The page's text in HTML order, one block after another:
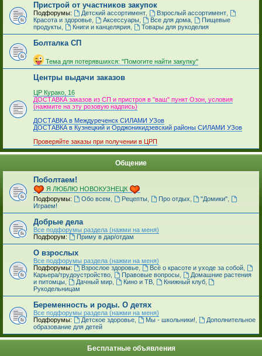
Пристрой от участников закупок
Подфорумы: Детский ассортимент, Взрослый ассортимент,
Красота и здоровье
Аксессуары, Все для дома,
Пищевые
продукты
Книги и канцелярия, Товары для рукоделия
Болталка СП
Тема для потерявшихся: "Помогите найти закупку"
Центры выдачи заказов
ЦР Курако, 16
ДОСТАВКА заказов из СП и пристроя в "ваш" пункт Озон, условия
(нажмите на эту розовую надпись)
ДОСТАВКА в Междуреченск СИЛАМИ УЗов
ДОСТАВКА в Кузнецкий и Орджоникидзевский районы СИЛАМИ УЗов
Проверяйте заказы при получении в ЦРП
Общение
Поболтаем!
Я ЛЮБЛЮ НОВОКУЗНЕЦК
Подфорумы:
Обо всем Рецепты, Про отдых "Домики"
Играем!
Добрые дела
Все подфорумы раздела (нажми на меня)
Подфорум:
Приму в дар/отдам
О взрослых
Все подфорумы раздела (нажми на меня)
Подфорумы:
Взрослое здоровье, Всё о красоте и уходе за собой,
Карьера/трудоустройство
Правовые вопросы,
Домашние растения
и питомцы
Дачный мир, Кино и ТВ, Книжный клуб,
Рукодельницам
Беременность и роды. О детях
Все подфорумы раздела (нажми на меня)
Подфорумы:
Детское здоровье, Мы - школьники!
Дополнительное
образование для детей
Бесплатные объявления